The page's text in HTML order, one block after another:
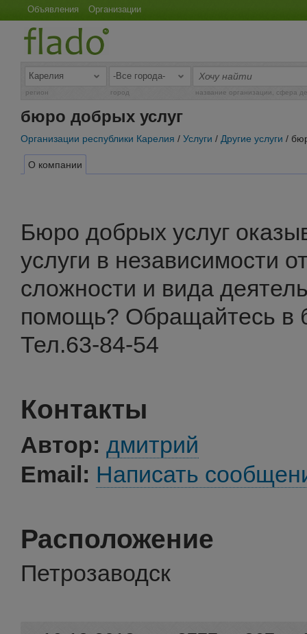
Объявления Организации
регион город название организации, сфера
бюро добрых услуг
Организации республики Карелия / Услуги / Другие услуги /
О компании
Бюро добрых услуг
услуги в независимости
сложности и вида
помощь? Обращайтесь в
Тел.63-84-54
Контакты
Автор: дмитрий
Email: Написать
Расположение
Петрозаводск